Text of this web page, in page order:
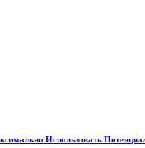
Использовать